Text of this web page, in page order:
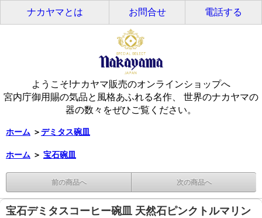
ナカヤマとは お問合せ 電話する
ようこそ!ナカヤマ販売のオンラインショップへ
宮内庁御用賜の気品と風格あふれる名作、 世界のナカヤマの
器の数々をぜひご覧ください。
ホーム ＞デミタス碗皿
ホーム ＞ 宝石碗皿
前の商品へ 次の商品へ
宝石デミタスコーヒー碗皿 天然石ピンクトルマリン